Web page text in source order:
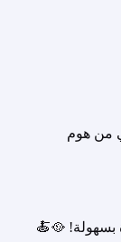
من هوم
بسهولة! 🥘🍝